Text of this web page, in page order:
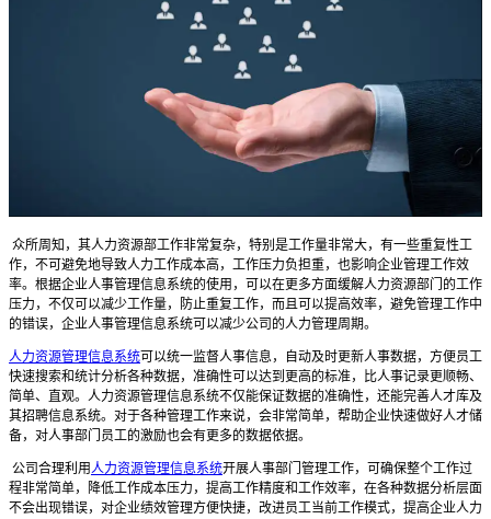
众所周知，其人力资源部工作非常复杂，特别是工作量非常大，有一些重复性工
作，不可避免地导致人力工作成本高，工作压力负担重，也影响企业管理工作效
率。根据企业人事管理信息系统的使用，可以在更多方面缓解人力资源部门的工作
压力，不仅可以减少工作量，防止重复工作，而且可以提高效率，避免管理工作中
的错误，企业人事管理信息系统可以减少公司的人力管理周期。
人力资源管理信息系统可以统一监督人事信息，自动及时更新人事数据，方便员工
快速搜索和统计分析各种数据，准确性可以达到更高的标准，比人事记录更顺畅、
简单、直观。人力资源管理信息系统不仅能保证数据的准确性，还能完善人才库及
其招聘信息系统。对于各种管理工作来说，会非常简单，帮助企业快速做好人才储
备，对人事部门员工的激励也会有更多的数据依据。
公司合理利用人力资源管理信息系统开展人事部门管理工作，可确保整个工作过
程非常简单，降低工作成本压力，提高工作精度和工作效率，在各种数据分析层面
不会出现错误，对企业绩效管理方便快捷，改进员工当前工作模式，提高企业人力